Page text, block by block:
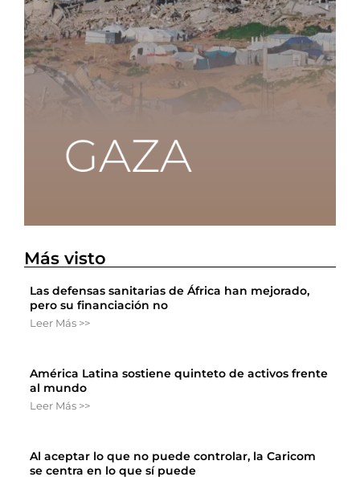
Más visto
Las defensas sanitarias de África han mejorado,
pero su financiación no
Leer Más >>
América Latina sostiene quinteto de activos frente
al mundo
Leer Más >>
Al aceptar lo que no puede controlar, la Caricom
se centra en lo que sí puede